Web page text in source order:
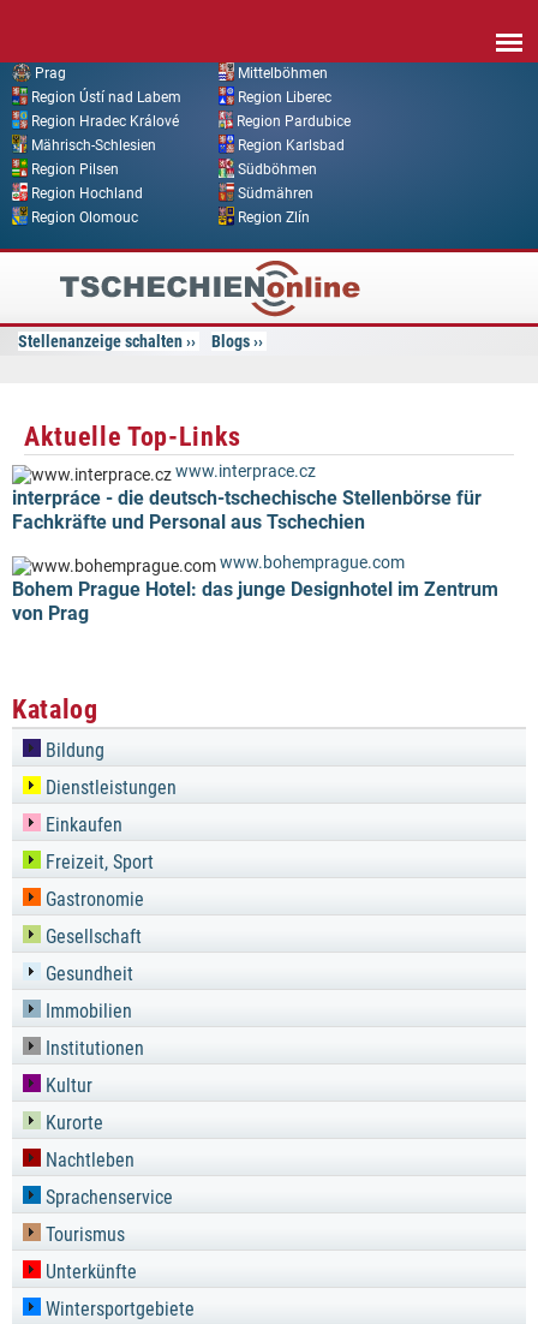
Prag
Mittelböhmen
Region Ústí nad Labem
Region Liberec
Region Hradec Králové
Region Pardubice
Mährisch-Schlesien
Region Karlsbad
Region Pilsen
Südböhmen
Region Hochland
Südmähren
Region Olomouc
Region Zlín
Tschechien
Online
Stellenanzeige schalten Blogs
Aktuelle Top-Links
www.interprace.cz
interpráce - die deutsch-tschechische Stellenbörse für
Fachkräfte und Personal aus Tschechien
www.bohemprague.com
Bohem Prague Hotel: das junge Designhotel im Zentrum
von Prag
Katalog
Bildung
Dienstleistungen
Einkaufen
Freizeit, Sport
Gastronomie
Gesellschaft
Gesundheit
Immobilien
Institutionen
Kultur
Kurorte
Nachtleben
Sprachenservice
Tourismus
Unterkünfte
Wintersportgebiete